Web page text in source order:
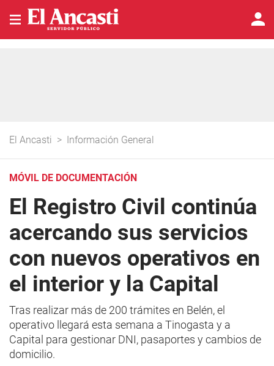
El Ancasti > Información General
MÓVIL DE DOCUMENTACIÓN
El Registro Civil continúa
acercando sus servicios
con nuevos operativos en
el interior y la Capital
Tras realizar más de 200 trámites en Belén, el
operativo llegará esta semana a Tinogasta y a
Capital para gestionar DNI, pasaportes y cambios de
domicilio.